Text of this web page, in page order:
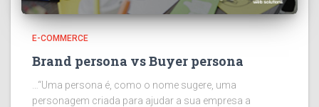
E-COMMERCE
Brand persona vs Buyer persona
…“Uma persona é, como o nome sugere, uma
personagem criada para ajudar a sua empresa a